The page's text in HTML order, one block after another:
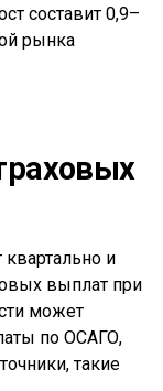
составит 0,9–
рынка
и
выплат при
может
по ОСАГО,
такие